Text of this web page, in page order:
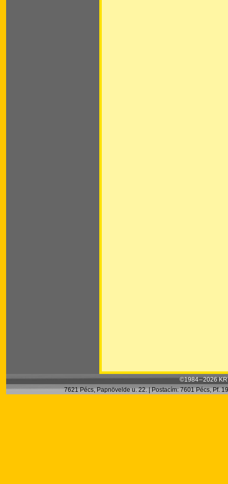
©1984 – 2026
7621 Pécs, Papnövelde u. 22. | Postacím: 7601 Pécs, Pf.